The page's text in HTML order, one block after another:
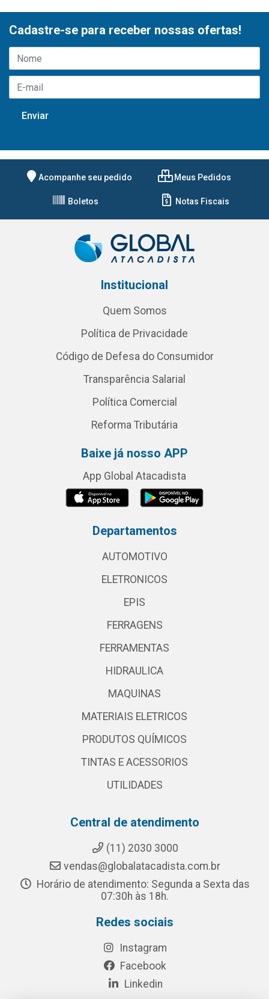
Cadastre-se para receber nossas ofertas!
Acompanhe seu pedido Meus Pedidos
Boletos Notas Fiscais
Institucional
Quem Somos
Política de Privacidade
Código de Defesa do Consumidor
Transparência Salarial
Política Comercial
Reforma Tributária
Baixe já nosso APP
App Global Atacadista
Departamentos
AUTOMOTIVO
ELETRONICOS
EPIS
FERRAGENS
FERRAMENTAS
HIDRAULICA
MAQUINAS
MATERIAIS ELETRICOS
PRODUTOS QUÍMICOS
TINTAS E ACESSORIOS
UTILIDADES
Central de atendimento
(11) 2030 3000
vendas@globalatacadista.com.br
Horário de atendimento: Segunda a Sexta das
07:30h às 18h.
Redes sociais
Instagram
Facebook
Linkedin